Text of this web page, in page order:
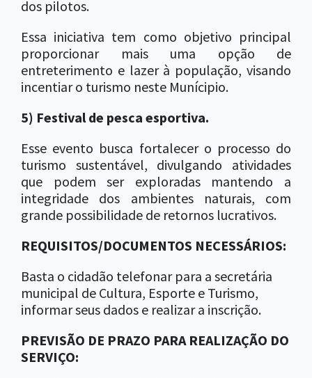
dos pilotos.
Essa iniciativa tem como objetivo principal
proporcionar mais uma opção de
entreterimento e lazer à população, visando
incentiar o turismo neste Munícipio.
5) Festival de pesca esportiva.
Esse evento busca fortalecer o processo do
turismo sustentável, divulgando atividades
que podem ser exploradas mantendo a
integridade dos ambientes naturais, com
grande possibilidade de retornos lucrativos.
REQUISITOS/DOCUMENTOS NECESSÁRIOS:
Basta o cidadão telefonar para a secretária
municipal de Cultura, Esporte e Turismo,
informar seus dados e realizar a inscrição.
PREVISÃO DE PRAZO PARA REALIZAÇÃO DO
SERVIÇO: